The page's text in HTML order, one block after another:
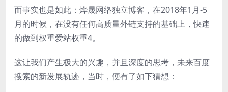
而事实也是如此：烨晟网络独立博客，在2018年1月-5
月的时候，在没有任何高质量外链支持的基础上，快速
的做到权重爱站权重4。
这让我们产生极大的兴趣，并且深度的思考，未来百度
搜索的新发展轨迹，当时，便有了如下猜想：